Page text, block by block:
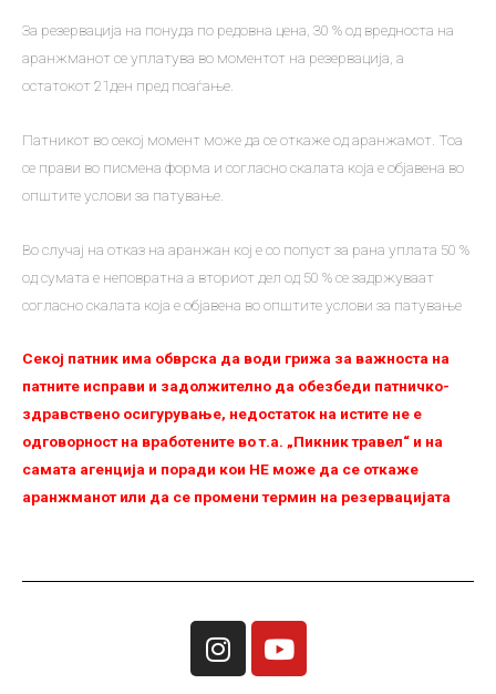
За резервација на понуда по редовна цена, 30 % од вредноста на
аранжманот се уплатува во моментот на резервација, а
остатокот 21ден пред поаѓање.
Патникот во секој момент може да се откаже од аранжамот. Тоа
се прави во писмена форма и согласно скалата која е објавена во
општите услови за патување.
Во случај на отказ на аранжан кој е со попуст за рана уплата 50 %
од сумата е неповратна а вториот дел од 50 % се задржуваат
согласно скалата која е објавена во општите услови за патување
Секој патник има обврска да води грижа за важноста на
патните исправи и задолжително да обезбеди патничко-
здравствено осигурување, недостаток на истите не е
одговорност на вработените во т.а. „Пикник травел“ и на
самата агенција и поради кои НЕ можe да се откаже
аранжманот или да се промени термин на резервацијата